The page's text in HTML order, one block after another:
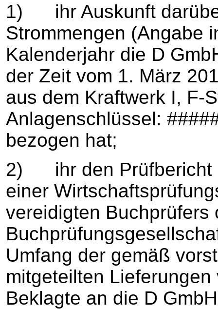
1) ihr Auskunft
Strommengen (Angabe
Kalenderjahr die D
der Zeit vom 1. März
aus dem Kraftwerk I, F-
Anlagenschlüssel:
bezogen hat;
2) ihr den Prüfbericht
einer
vereidigten Buchprüfers
Umfang der gemäß
mitgeteilten
Beklagte an die D